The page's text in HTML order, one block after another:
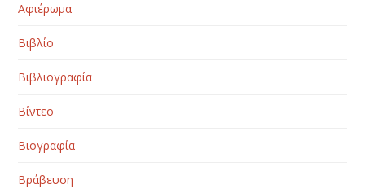
Αφιέρωμα
Βιβλίο
Βιβλιογραφία
Βίντεο
Βιογραφία
Βράβευση